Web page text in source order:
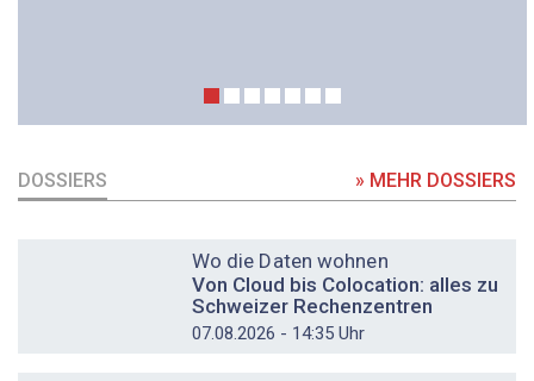
DOSSIERS » MEHR DOSSIERS
Wo die Daten wohnen
Von Cloud bis Colocation: alles zu
Schweizer Rechenzentren
07.08.2026 - 14:35 Uhr